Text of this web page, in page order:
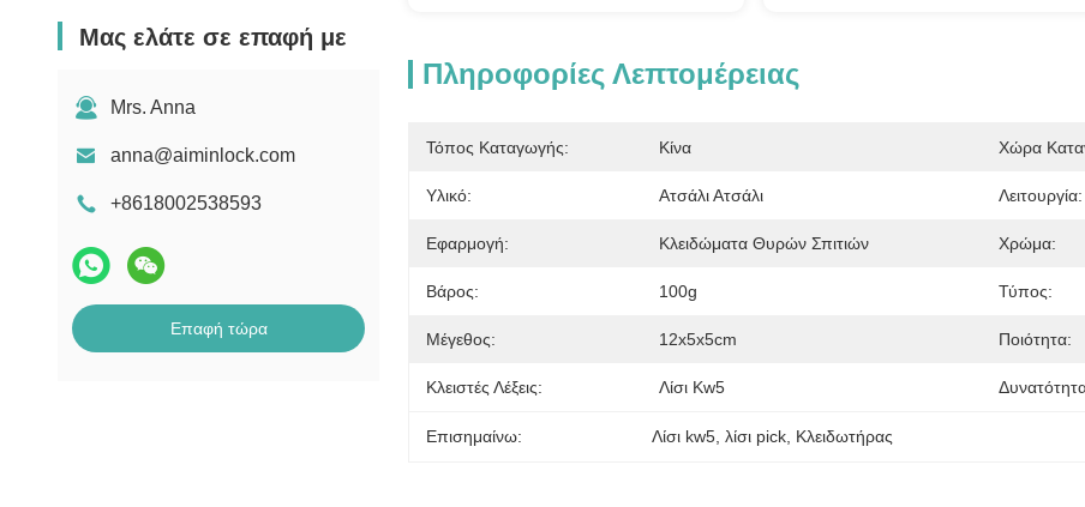
Μας ελάτε σε επαφή με
Mrs. Anna
anna@aiminlock.com
+8618002538593
Επαφή τώρα
Πληροφορίες Λεπτομέρειας
Τόπος Καταγωγής: Κίνα Χώρα
Υλικό: Ατσάλι Ατσάλι Λειτουργία:
Εφαρμογή: Κλειδώματα Θυρών Σπιτιών Χρώμα:
Βάρος: 100g Τύπος:
Μέγεθος: 12x5x5cm Ποιότητα:
Κλειστές Λέξεις: Λίσι Kw5
Επισημαίνω: Λίσι kw5 , λίσι pick Κλειδωτήρας